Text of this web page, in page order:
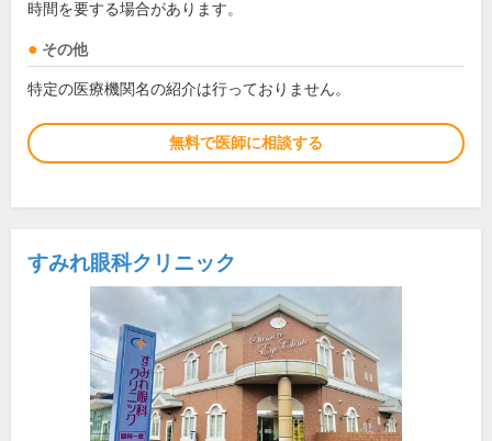
時間を要する場合があります。
その他
特定の医療機関名の紹介は行っておりません。
無料で医師に相談する
すみれ眼科クリニック